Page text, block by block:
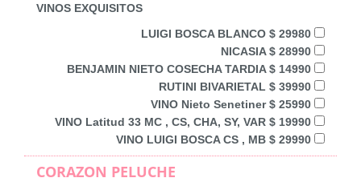
VINOS EXQUISITOS
LUIGI BOSCA BLANCO $ 29980
NICASIA $ 28990
BENJAMIN NIETO COSECHA TARDIA $ 14990
RUTINI BIVARIETAL $ 39990
VINO Nieto Senetiner $ 25990
VINO Latitud 33 MC , CS, CHA, SY, VAR $ 19990
VINO LUIGI BOSCA CS , MB $ 29990
CORAZON PELUCHE